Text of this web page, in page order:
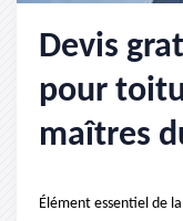
Devis
pour
maîtres
Élément essentiel de